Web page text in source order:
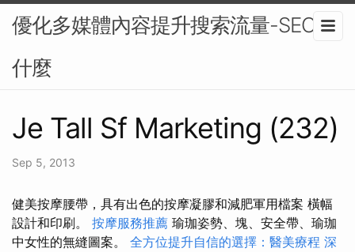
優化多媒體內容提升搜索流量-SEO是
什麼
Je Tall Sf Marketing (232)
Sep 5, 2013
健美按摩腰帶，具有出色的按摩凝膠和減肥軍用檔案 橫幅
設計和印刷。 按摩服務推薦 瑜珈姿勢、塊、安全帶、瑜珈
中女性的無縫圖案。 全方位提升自信的選擇：醫美療程 深